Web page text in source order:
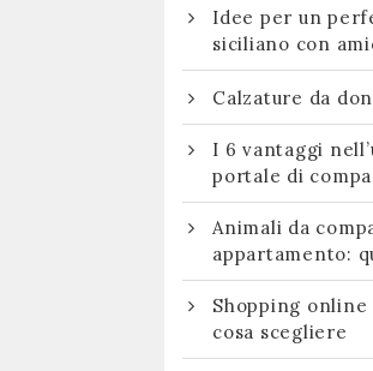
Idee per un
siciliano con
Calzature da
I 6 vantaggi
portale di
Animali da
appartamento:
Shopping
cosa scegliere